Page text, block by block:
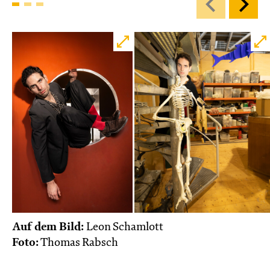
JUNGES SCHAUSPIEL
Wolf
Ein Stück über Mut und Freundschaft
von Saša Stanišić
Regie: Carmen Schwarz
Central 1
Touchtour für sehbehinderte und blinde
Menschen
Mit künstlerischer Audiodeskription
Karten
Auf dem Bild: Leon Schamlott
Foto:Thomas Rabsch